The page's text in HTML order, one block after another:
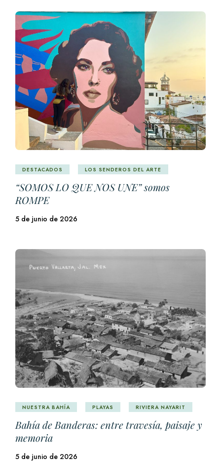
DESTACADOS LOS SENDEROS DEL ARTE
“SOMOS LO QUE NOS UNE” somos
ROMPE
5 de junio de 2026
NUESTRA BAHÍA PLAYAS RIVIERA NAYARIT
Bahía de Banderas: entre travesía, paisaje y
memoria
5 de junio de 2026